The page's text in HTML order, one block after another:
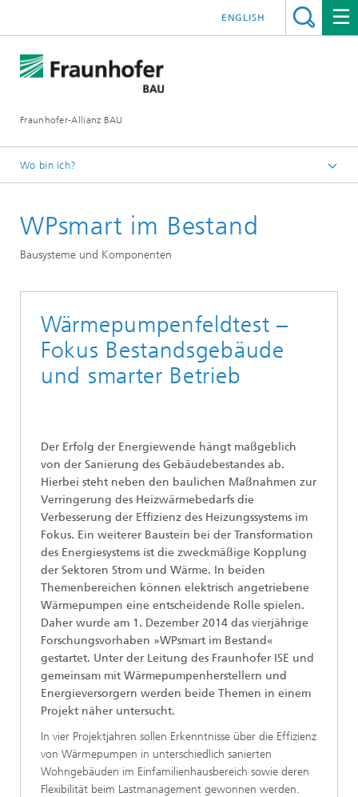
Fraunhofer-Allianz BAU
ENGLISH
Wo bin ich?
Forschungsbereiche
WPsmart im Bestand
Bausysteme und Komponenten
Wärmepumpenfeldtest –
Fokus Bestandsgebäude
und smarter Betrieb
Der Erfolg der Energiewende hängt maßgeblich
von der Sanierung des Gebäudebestandes ab.
Hierbei steht neben den baulichen Maßnahmen zur
Verringerung des Heizwärmebedarfs die
Verbesserung der Effizienz des Heizungssystems im
Fokus. Ein weiterer Baustein bei der Transformation
des Energiesystems ist die zweckmäßige Kopplung
der Sektoren Strom und Wärme. In beiden
Themenbereichen können elektrisch angetriebene
Wärmepumpen eine entscheidende Rolle spielen.
Daher wurde am 1. Dezember 2014 das vierjährige
Forschungsvorhaben »WPsmart im Bestand«
gestartet. Unter der Leitung des Fraunhofer ISE und
gemeinsam mit Wärmepumpenherstellern und
Energieversorgern werden beide Themen in einem
Projekt näher untersucht.
In vier Projektjahren sollen Erkenntnisse über die Effizienz
von Wärmepumpen in unterschiedlich sanierten
Wohngebäuden im Einfamilienhausbereich sowie deren
Flexibilität beim Lastmanagement gewonnen werden.